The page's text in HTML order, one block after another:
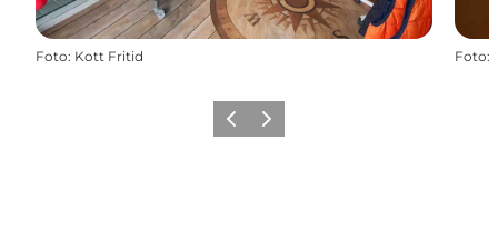
Foto: Kott Fritid Foto:
ZurückWeiter